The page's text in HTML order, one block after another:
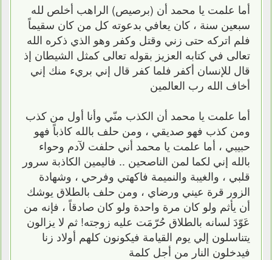
أما علمت يا محمد أن (برصيص) الراهب أخلص لله
سبعين سنة ، كان يعافي بدعوته كل من كان سقيماً
فلم اتركه حتى زني وقتل وكفر وهو الذي ذكره الله
تعالى في كتابه العزيز بقوله تعالى كمثل الشيطان إذ
قال للإنسان أكفر فلما كفر قال إني بريء منك إني
أخاف الله رب العالمين
أما علمت يا محمد أن الكذب منّي وأنا أول من كذب
ومن كذب فهو صديقي ، ومن حلف بالله كاذباً فهو
حبيبي ، أما علمت يا محمد أني حلفت لآدم وحواء
بالله إني لكما لمن الناصحين .. فاليمين الكاذبة سرور
قلبي ، والغيبة والنميمة فاكهتي وفرحي ، وشهادة
الزور قرة عيني ورضاي ، ومن حلف بالطلاق يوشك
أن يأثم ولو كان مرة واحدة ولو كان صادقاً ، فإنه من
عَوّدَ لسانه بالطلاق حُرّمَت عليه زوجته! ثم لا يزالون
يتناسلون إلي يوم القيامة فيكونون كلهم أولاد زنا
فيدخلون النار من أجل كلمة